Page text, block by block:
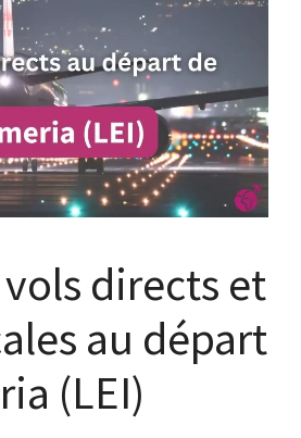
vols directs et
au départ
(LEI)